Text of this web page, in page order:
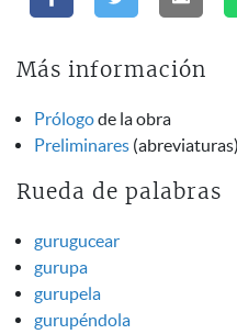
Más información
Prólogode la obra
Preliminares
Rueda de palabras
gurugucear
gurupa
gurupela
gurupéndola